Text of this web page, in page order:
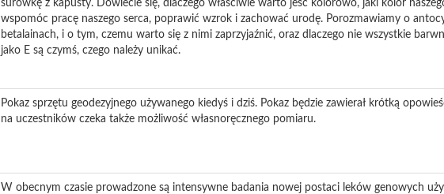
surówkę z kapusty. Dowiecie się, dlaczego właściwie warto jeść kolorowo, jaki kolor
wspomóc pracę naszego serca, poprawić wzrok i zachować urodę. Porozmawiamy o
betalainach, i o tym, czemu warto się z nimi zaprzyjaźnić, oraz dlaczego nie wszystkie
jako E są czymś, czego należy unikać.
Pokaz sprzętu geodezyjnego używanego kiedyś i dziś. Pokaz będzie zawierał krótką
na uczestników czeka także możliwość własnoręcznego pomiaru.
W obecnym czasie prowadzone są intensywne badania nowej postaci leków genowych